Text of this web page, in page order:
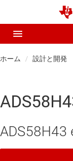
ホーム 設計と開発
ADS58H43